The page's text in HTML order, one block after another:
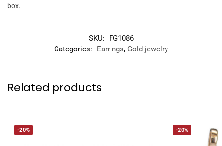
box.
SKU:
FG1086
Categories:
Earrings, Gold jewelry
Related products
-20% -20%